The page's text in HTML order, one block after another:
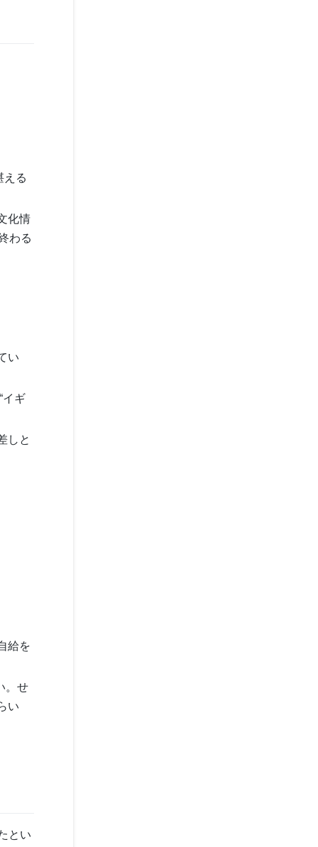
える
化情
わる
い
イギ
しと
給を
。せ
い
とい